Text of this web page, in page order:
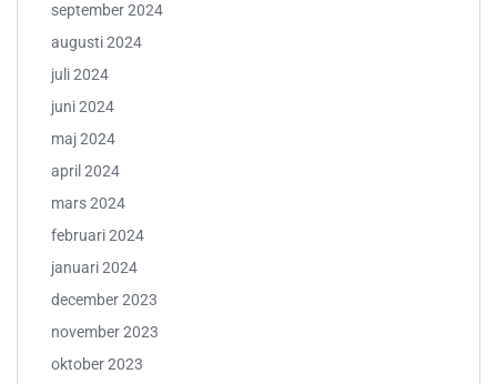
september 2024
augusti 2024
juli 2024
juni 2024
maj 2024
april 2024
mars 2024
februari 2024
januari 2024
december 2023
november 2023
oktober 2023